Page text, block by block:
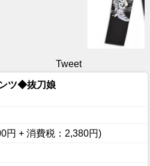
Tweet
ツ◆抜刀娘
円 + 消費税：2,380円)